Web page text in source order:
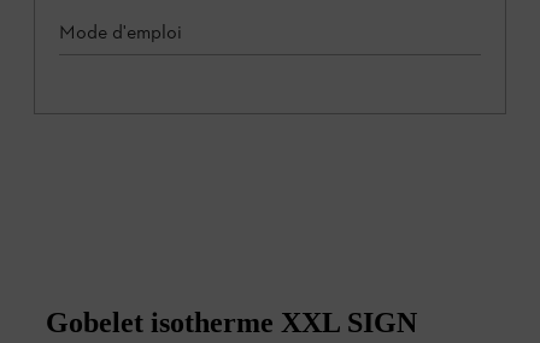
Mode d'emploi
Gobelet isotherme XXL SIGN